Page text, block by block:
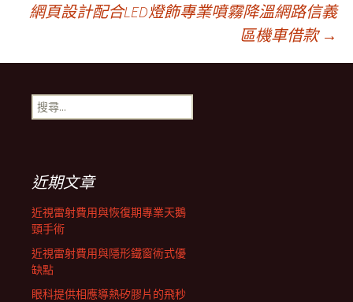
章
導
航
列
網頁設計配合LED燈飾專業噴霧降溫網路信義
區機車借款 →
搜
尋
近期文章
近視雷射費用與恢復期專業天鵝
頸手術
近視雷射費用與隱形鐵窗術式優
缺點
眼科提供相應導熱矽膠片的飛秒